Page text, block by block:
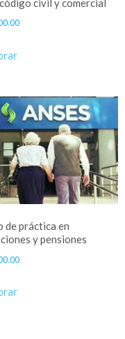
civil y comercial
de práctica en
y pensiones